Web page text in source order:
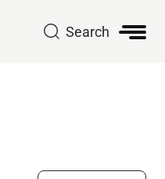
Search